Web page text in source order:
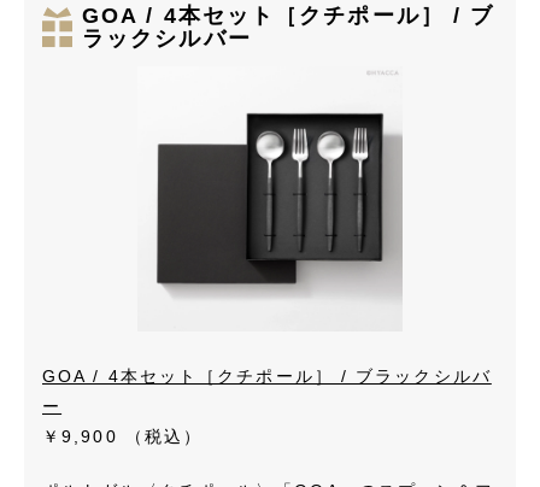
GOA / 4本セット［クチポール］ / ブ
ラックシルバー
GOA / 4本セット［クチポール］ / ブラックシルバ
ー
￥9,900
（税込）